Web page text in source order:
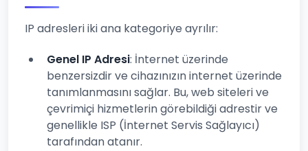
IP adresleri iki ana kategoriye ayrılır:
Genel IP Adresi: İnternet üzerinde
benzersizdir ve cihazınızın internet üzerinde
tanımlanmasını sağlar. Bu, web siteleri ve
çevrimiçi hizmetlerin görebildiği adrestir ve
genellikle ISP (İnternet Servis Sağlayıcı)
tarafından atanır.